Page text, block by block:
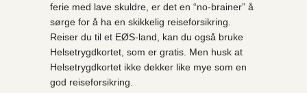
ferie med lave skuldre, er det en “no-brainer” å
sørge for å ha en skikkelig reiseforsikring.
Reiser du til et EØS-land, kan du også bruke
Helsetrygdkortet, som er gratis. Men husk at
Helsetrygdkortet ikke dekker like mye som en
god reiseforsikring.